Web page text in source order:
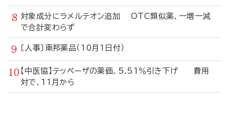
対象成分にラメルテオン追加 OTC類似薬、一増一減
で合計変わらず
〔人事〕東邦薬品（10月1日付）
【中医協】テッペーザの薬価、5.51％引き下げ 費用
対で、11月から